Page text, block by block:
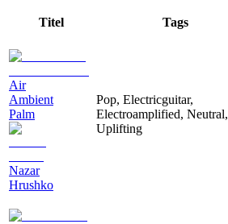
Titel Tags
Air
Ambient
Palm
Nazar
Hrushko
Pop, Electricguitar,
Electroamplified, Neutral,
Uplifting